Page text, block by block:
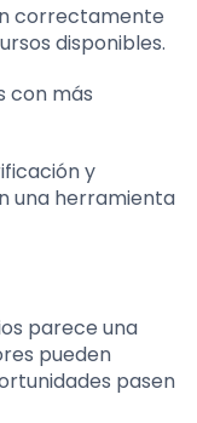
correctamente
disponibles.
con más
y
una herramienta
parece una
pueden
pasen